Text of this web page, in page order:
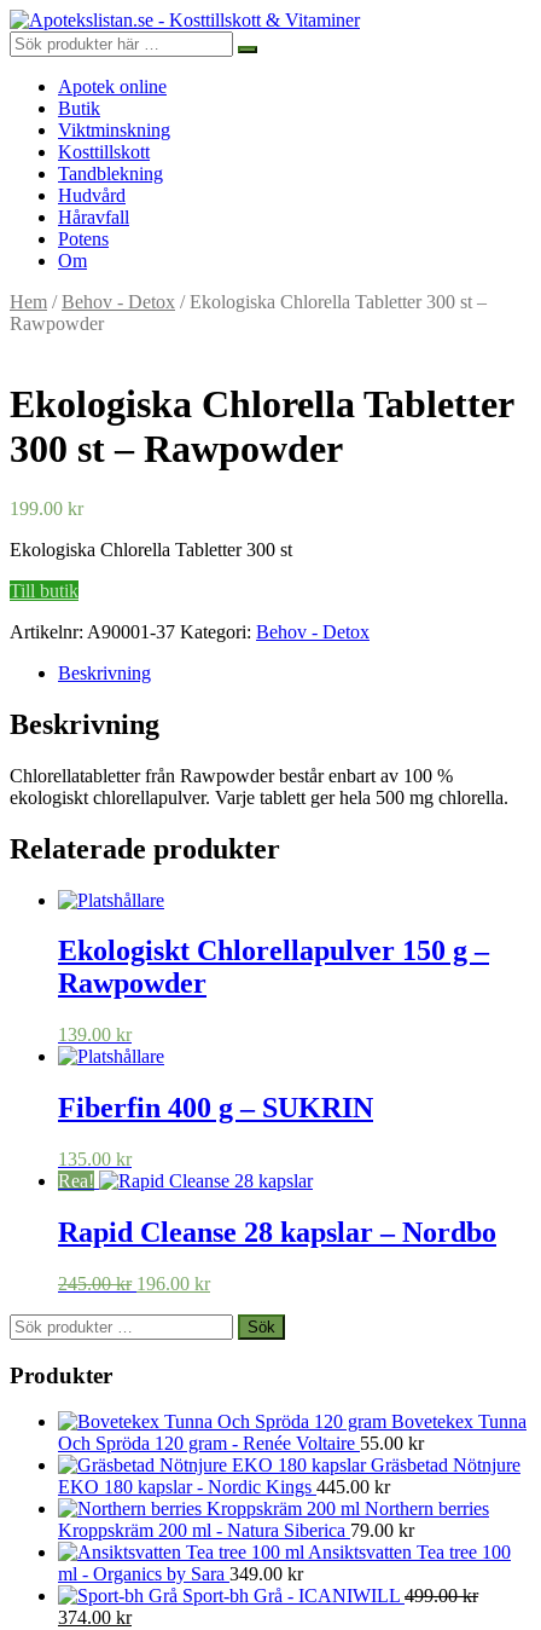
Apotek online
Butik
Viktminskning
Kosttillskott
Tandblekning
Hudvård
Håravfall
Potens
Om
Hem /Behov - Detox / Ekologiska Chlorella Tabletter 300 st –
Rawpowder
Ekologiska Chlorella Tabletter
300 st – Rawpowder
199.00 kr
Ekologiska Chlorella Tabletter 300 st
Till butik
Artikelnr: A90001-37 Kategori: Behov - Detox
Beskrivning
Beskrivning
Chlorellatabletter från Rawpowder består enbart av 100 %
ekologiskt chlorellapulver. Varje tablett ger hela 500 mg chlorella.
Relaterade produkter
Ekologiskt Chlorellapulver 150 g –
Rawpowder
139.00 kr
Fiberfin 400 g – SUKRIN
135.00 kr
Rea!
Rapid Cleanse 28 kapslar – Nordbo
245.00kr Det
196.00 krDet
priset
Sök
efter:
Sök
Produkter
Bovetekex Tunna
Och Spröda 120 gram - Renée Voltaire 55.00 kr
Gräsbetad Nötnjure
EKO 180 kapslar - Nordic Kings 445.00 kr
Northern berries
Kroppskräm 200 ml - Natura Siberica 79.00 kr
Ansiktsvatten Tea tree 100
ml - Organics by Sara 349.00 kr
Sport-bh Grå - ICANIWILL 499.00kr
Det
374.00 krDet